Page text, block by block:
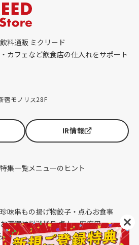
料通販 ミクリード
カフェなど飲食店の仕入れをサポート
宿モノリス28F
IR情報
特集一覧メニューのヒント
味串もの揚げ物餃子・点心お食事
お酒調味料消耗品 卓上・客席用
クレンリネス生鮮品（配送便限定）